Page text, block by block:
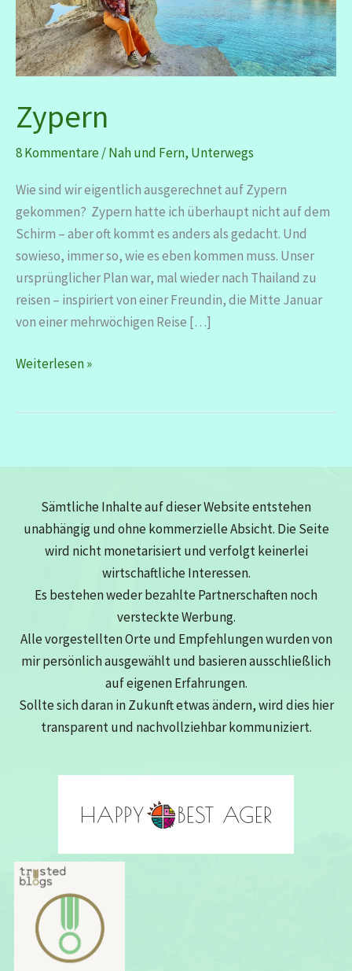
Zypern
8 Kommentare/Nah und Fern, Unterwegs
Wie sind wir eigentlich ausgerechnet auf Zypern
gekommen? Zypern hatte ich überhaupt nicht auf dem
Schirm – aber oft kommt es anders als gedacht. Und
sowieso, immer so, wie es eben kommen muss. Unser
ursprünglicher Plan war, mal wieder nach Thailand zu
reisen – inspiriert von einer Freundin, die Mitte Januar
von einer mehrwöchigen Reise […]
Zypern
Weiterlesen »
Sämtliche Inhalte auf dieser Website entstehen
unabhängig und ohne kommerzielle Absicht. Die Seite
wird nicht monetarisiert und verfolgt keinerlei
wirtschaftliche Interessen.
Es bestehen weder bezahlte Partnerschaften noch
versteckte Werbung.
Alle vorgestellten Orte und Empfehlungen wurden von
mir persönlich ausgewählt und basieren ausschließlich
auf eigenen Erfahrungen.
Sollte sich daran in Zukunft etwas ändern, wird dies hier
transparent und nachvollziehbar kommuniziert.